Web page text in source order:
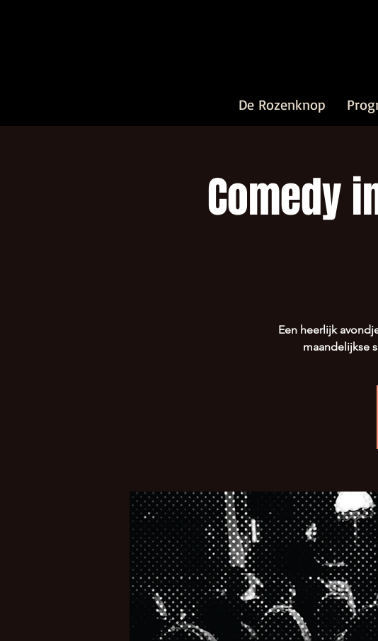
De Rozenknop
Comedy
Een heerlijk
maandelijkse